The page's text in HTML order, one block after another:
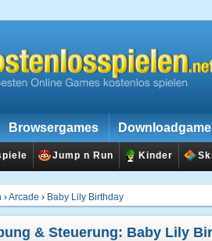
Browsergames
Jump n Run Kinder
›Arcade › Baby Lily Birthday
& Steuerung: Baby Lily